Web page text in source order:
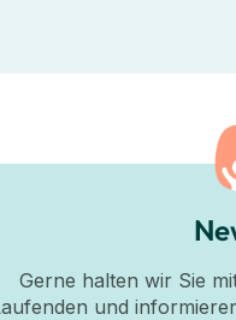
Gerne halten wir Sie
und